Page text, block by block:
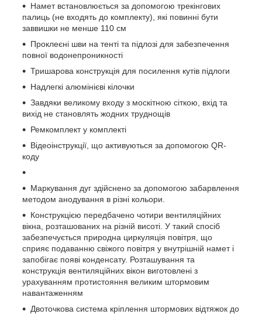
Намет встановлюється за допомогою трекінгових
палиць (не входять до комплекту), які повинні бути
заввишки не менше 110 см
Проклеєні шви на тенті та підлозі для забезпечення
повної водонепроникності
Тришарова конструкція для посилення кутів підлоги
Надлегкі алюмінієві кілочки
Завдяки великому входу з москітною сіткою, вхід та
вихід не становлять жодних труднощів
Ремкомплект у комплекті
Відеоінструкції, що активуються за допомогою QR-
коду
Маркування дуг здійснено за допомогою забарвлення
методом анодування в різні кольори.
Конструкцією передбачено чотири вентиляційних
вікна, розташованих на різній висоті. У такий спосіб
забезпечується природна циркуляція повітря, що
сприяє подаванню свіжого повітря у внутрішній намет і
запобігає появі конденсату. Розташування та
конструкція вентиляційних вікон виготовлені з
урахуванням протистояння великим штормовим
навантаженням
Двоточкова система кріплення штормових відтяжок до